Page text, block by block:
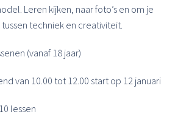
Leren kijken, naar foto’s en om je
tussen techniek en creativiteit.
(vanaf 18 jaar)
van 10.00 tot 12.00 start op 12 januari
lessen